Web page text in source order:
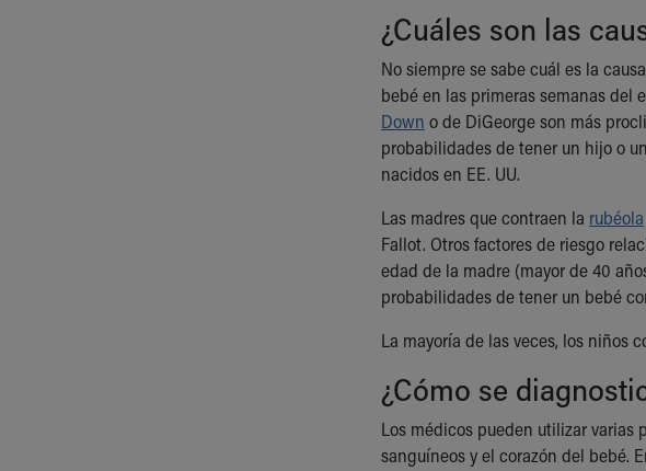
¿Cuáles son las
No siempre se sabe cuál es la
bebé en las primeras semanas del
Down o de DiGeorge son más
probabilidades de tener un hijo o
nacidos en EE. UU.
Las madres que contraen la rubéola
Fallot. Otros factores de riesgo
edad de la madre (mayor de 40
probabilidades de tener un bebé
La mayoría de las veces, los niños
¿Cómo se
Los médicos pueden utilizar varias
sanguíneos y el corazón del bebé.